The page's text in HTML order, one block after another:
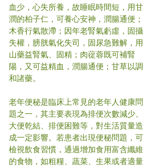
血少，心失所養，故睡眠時間短，用甘
潤的柏子仁，可養心安神，潤腸通便；
木香行氣散滯；因年老腎氣虧虛，固攝
失權，膀胱氣化失司，固尿急難解，用
山藥益腎氣、固精；肉蓯蓉既可補腎
陽，又可益精血，潤腸通便；甘草以調
和諸藥。
老年便秘是臨床上常見的老年人健康問
題之一，其主要表現為排便次數減少、
大便乾結、排便困難等，對生活質量造
成一定影響。若患者出現便秘問題，可
檢視飲食習慣，通過增加食用富含纖維
的食物，如粗糧、蔬菜、生果或者適量